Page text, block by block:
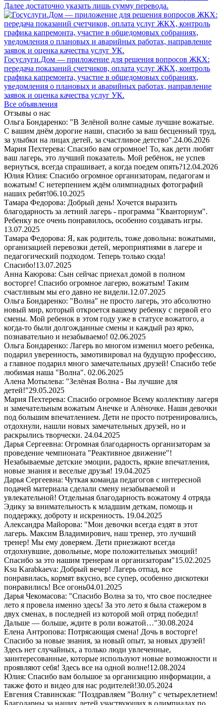
Далее достаточно указать лишь сумму перевода.
Госуслуги.Дом — приложение для решения вопросов ЖКХ:
передача показаний счетчиков, оплата услуг ЖКХ, контроль
графика капремонта, участие в общедомовых собраниях,
уведомления о плановых и аварийных работах, направление
заявок и оценка качества услуг УК.
Все объявления
Отзывы о нас
Ольга Бондаренко: "В Зелёной волне самые лучшие вожатые.
С вашим днём дорогие наши, спасибо за ваш бесценный труд,
за улыбки на лицах детей, за счастливое детство".24.06.2026
Мария Пехтерева: Спасибо вам огромное! То, как дети любят
ваш лагерь, это лучший показатель. Мой ребёнок, не успев
вернуться, всегда спрашивает, а когда поедем опять?12.04.2026
Юлия Юлия: Спасибо огромное организаторам, педагогам и
вожатым! С нетерпением ждём олимпиадных фотографий
наших ребят!06.10.2025
Тамара Федорова: Добрый день! Хочется выразить
благодарность за летний лагерь - программа "Кванториум".
Ребенку все очень понравилось, особенно создавать игры.
13.07.2025
Тамара Федорова: Я, как родитель, тоже довольна: вожатыми,
организацией перевозки детей, мероприятиями в лагере и
педагогический подходом. Теперь только сюда!
Спасибо!13.07.2025
Анна Каюрова: Сын сейчас приехал домой в полном
восторге! Спасибо огромное лагерю, вожатым! Таким
счастливым мы его давно не видели.12.07.2025
Ольга Бондаренко: "Волна" не просто лагерь, это абсолютно
новый мир, который откроется вашему ребенку с первой его
смены. Мой ребенок в этом году уже в статусе вожатого, а
когда-то были долгожданные смены и каждый раз ярко,
познавательно и незабываемо! 02.06.2025
Ольга Бондаренко: Лагерь во многом изменил моего ребенка,
подарил уверенность, замотивировал на будущую профессию,
а главное подарил много замечательных друзей! Спасибо тебе
любимая наша "Волна". 02.06.2025
Алена Мотылева: "Зелёная Волна - Вы лучшие для
детей!"29.05.2025
Мария Пехтерева: Спасибо огромное Всему коллективу лагеря
и замечательным вожатым Анечке и Алёночке. Наши девочки
под большим впечатлением. Дети не просто потренировались,
отдохнули, нашли новых замечательных друзей, но и
раскрылись творчески. 24.04.2025
Дарья Сергеевна: Огромная благодарность организаторам за
проведение чемпионата "Реактивное движение"!
Незабываемые детские эмоции, радость, яркие впечатления,
новые знания и веселые друзья! 19.04.2025
Дарья Сергеевна: Чуткая команда педагогов с интересной
подачей материала сделали смену незабываемой и
увлекательной! Отдельная благодарность вожатому 4 отряда
Эдику за внимательность к младшим деткам, помощь и
поддержку, доброту и искренность. 19.04.2025
Александра Майорова: "Мои девочки всегда ездят в этот
лагерь. Максим Владимирович, наш тренер, это лучший
тренер! Мы ему доверяем. Дети приезжают всегда
отдохнувшие, довольные, море положительных эмоций!
Спасибо за это нашим тренерам и организаторам"15.02.2025
Ksu Karabkaeva: Добрый вечер! Лагерь отпад, все
понравилась, кормят вкусно, все супер, особенно дискотеки
понравились! Все огонь04.01.2025
Дарья Чекомасова: "Спасибо Волна за то, что свое последнее
лето я провела именно здесь! За это лето я была стажером в
двух сменах, в последней из которой мой отряд победил!
Дальше — больше, ждите в роли вожатой…"30.08.2024
Елена Антропова: Потрясающая смена! Дочь в восторге!
Спасибо за новые знания, за новый опыт, за новых друзей!
Здесь нет случайных, а только люди увлеченные,
заинтересованные, которые используют новые возможности и
проявляют себя! Здесь все на одной волне!12.08.2024
Юлия: Спасибо вам большое за организацию информации, а
также фото и видео для нас родителей!30.05.2024
Евгения Ставинская: "Поздравляем "Волну" с четырехлетием!
Благодарны за наших детей,участвующих в олимпиадах по